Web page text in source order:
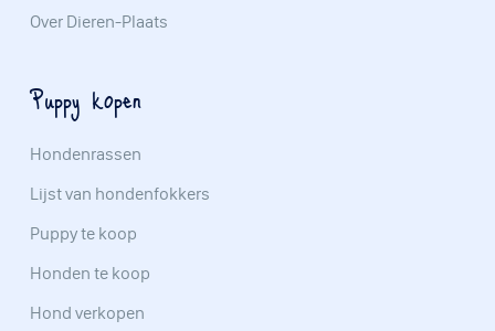
Over Dieren-Plaats
Puppy kopen
Hondenrassen
Lijst van hondenfokkers
Puppy te koop
Honden te koop
Hond verkopen